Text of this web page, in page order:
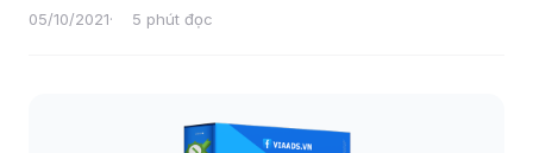
05/10/2021 5 phút đọc